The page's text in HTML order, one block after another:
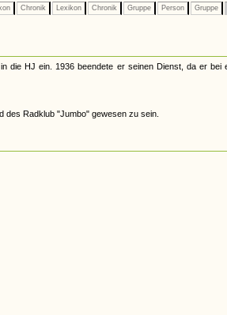
Chronik Lexikon Chronik Gruppe Person Gruppe
die HJ ein. 1936 beendete er seinen Dienst, da er bei
des Radklub "Jumbo" gewesen zu sein.